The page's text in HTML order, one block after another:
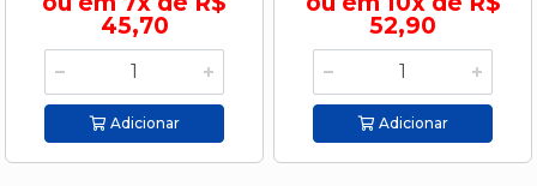
45,70
Adicionar
52,90
Adicionar